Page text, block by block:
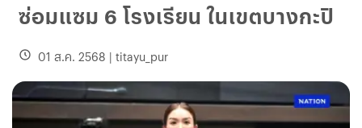
ซ่อมแซม 6 โรงเรียน ในเขตบางกะปิ
01 ส.ค. 2568 | titayu_pur